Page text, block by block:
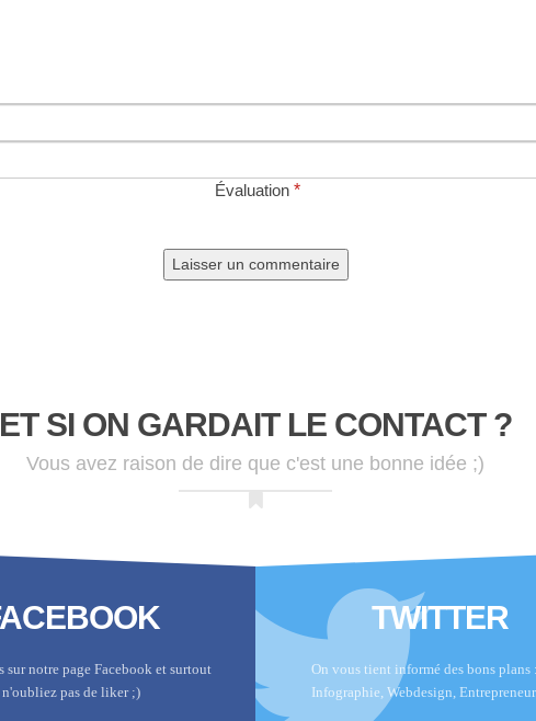
Évaluation *
ET SI ON GARDAIT LE CONTACT ?
Vous avez raison de dire que c'est une bonne idée ;)
sur notre page Facebook et surtout
n'oubliez pas de liker ;)
TWITTER
On vous tient informé des bons plans
Infographie, Webdesign,